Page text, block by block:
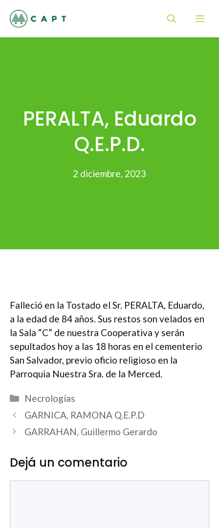
PERALTA, Eduardo
Q.E.P.D.
2 diciembre, 2023
Falleció en la Tostado el Sr. PERALTA, Eduardo,
a la edad de 84 años. Sus restos son velados en
la Sala “C” de nuestra Cooperativa y serán
sepultados hoy a las 18 horas en el cementerio
San Salvador, previo oficio religioso en la
Parroquia Nuestra Sra. de la Merced.
Categorías
Necrologías
GARNICA, RAMONA Q.E.P.D
GARRAHAN, Guillermo Gerardo
Dejá un comentario